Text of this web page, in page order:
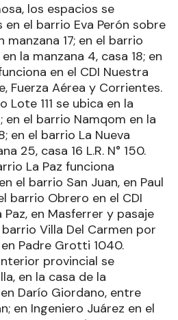
los espacios se
el barrio Eva Perón sobre
manzana 17; en el barrio
la manzana 4, casa 18; en
en el CDI Nuestra
Fuerza Aérea y Corrientes.
Lote 111 se ubica en la
en el barrio Namqom en la
en el barrio La Nueva
25, casa 16 L.R. N° 150.
La Paz funciona
el barrio San Juan, en Paul
barrio Obrero en el CDI
en Masferrer y pasaje
Villa Del Carmen por
Padre Grotti 1040.
provincial se
en la casa de la
Darío Giordano, entre
en Ingeniero Juárez en el